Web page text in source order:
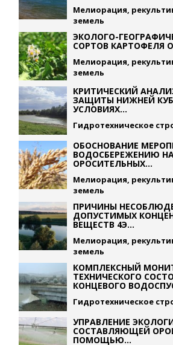
Мелиорация,
земель
ЭКОЛОГО-
СОРТОВ КАРТОФЕЛЯ
Мелиорация,
земель
КРИТИЧЕСКИЙ
ЗАЩИТЫ НИЖНЕЙ
УСЛОВИЯХ...
Гидротехническое
ОБОСНОВАНИЕ
ВОДОСБЕРЕЖЕНИЮ
ОРОСИТЕЛЬНЫХ...
Мелиорация,
земель
ПРИЧИНЫ
ДОПУСТИМЫХ
ВЕЩЕСТВ 4Э...
Мелиорация,
земель
КОМПЛЕКСНЫЙ
ТЕХНИЧЕСКОГО
КОНЦЕВОГО
Гидротехническое
УПРАВЛЕНИЕ
СОСТАВЛЯЮЩЕЙ
ПОМОЩЬЮ...